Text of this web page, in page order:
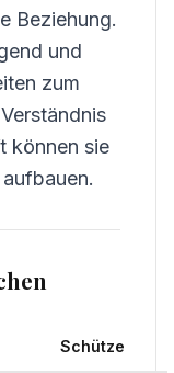
Beziehung.
und
zum
können sie
Schütze